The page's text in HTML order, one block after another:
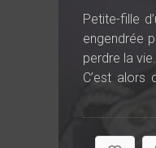
Petite-fille
engendrée
perdre la
C’est alors
auquel
dangereux,
Ayant déjà